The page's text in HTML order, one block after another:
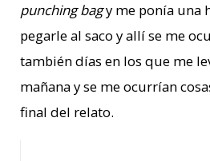
punching bagy me ponía una
pegarle al saco y allí se me
también días en los que me
mañana y se me ocurrían
final del relato.